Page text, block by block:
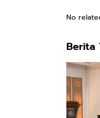
No
Berita